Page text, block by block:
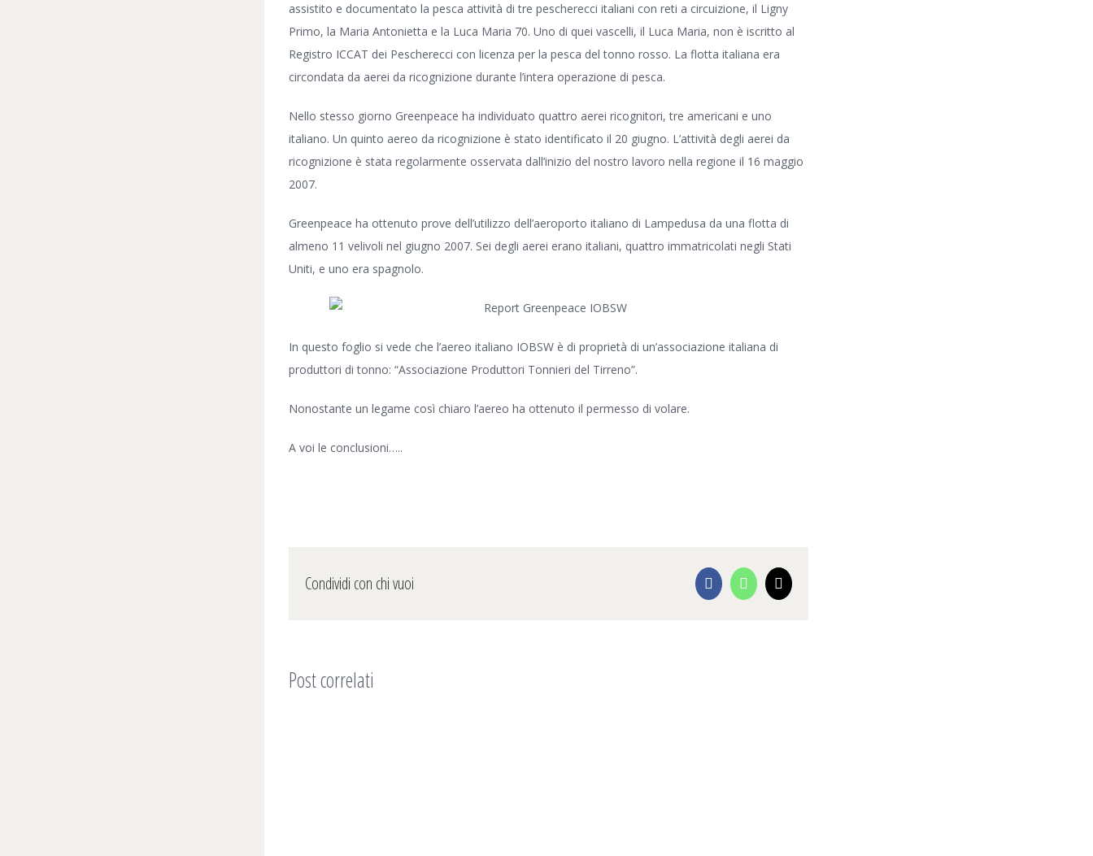
assistito e documentato la pesca attività di tre pescherecci italiani con reti a circuizione, il Ligny
Primo, la Maria Antonietta e la Luca Maria 70. Uno di quei vascelli, il Luca Maria, non è iscritto al
Registro ICCAT dei Pescherecci con licenza per la pesca del tonno rosso. La flotta italiana era
circondata da aerei da ricognizione durante l’intera operazione di pesca.
Nello stesso giorno Greenpeace ha individuato quattro aerei ricognitori, tre americani e uno
italiano. Un quinto aereo da ricognizione è stato identificato il 20 giugno. L’attività degli aerei da
ricognizione è stata regolarmente osservata dall’inizio del nostro lavoro nella regione il 16 maggio
2007.
Greenpeace ha ottenuto prove dell’utilizzo dell’aeroporto italiano di Lampedusa da una flotta di
almeno 11 velivoli nel giugno 2007. Sei degli aerei erano italiani, quattro immatricolati negli Stati
Uniti, e uno era spagnolo.
In questo foglio si vede che l’aereo italiano IOBSW è di proprietà di un’associazione italiana di
produttori di tonno: “Associazione Produttori Tonnieri del Tirreno”.
Nonostante un legame così chiaro l’aereo ha ottenuto il permesso di volare.
A voi le conclusioni…..
Condividi con chi vuoi FacebookWhatsApp
Email
Post correlati